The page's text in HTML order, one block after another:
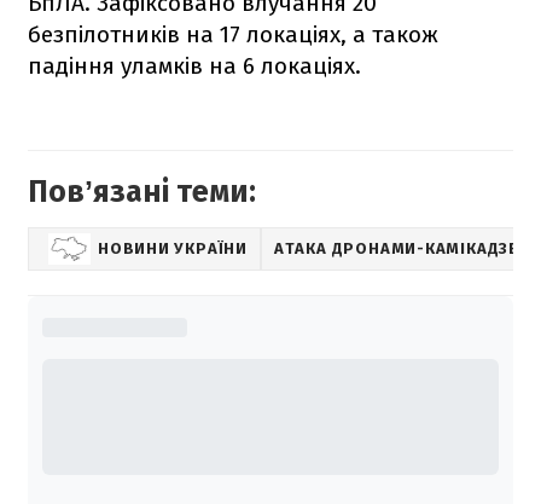
безпілотників на 17 локаціях, а також
падіння уламків на 6 локаціях.
Повʼязані теми:
НОВИНИ УКРАЇНИ АТАКА ДРОНАМИ-КАМІКАДЗЕ